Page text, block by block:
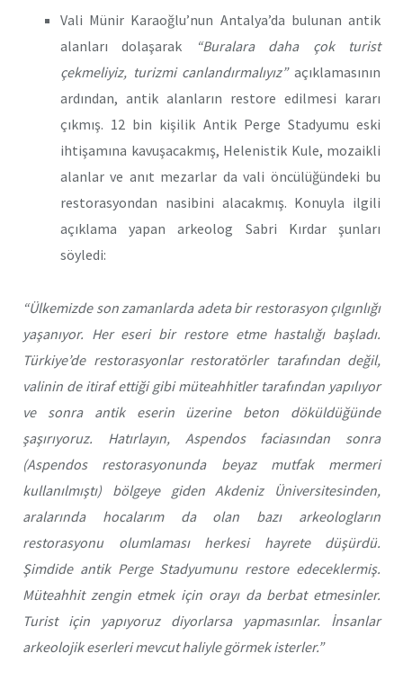
Vali Münir Karaoğlu’nun Antalya’da bulunan antik
alanları dolaşarak
“Buralara daha çok turist
çekmeliyiz, turizmi canlandırmalıyız”açıklamasının
ardından, antik alanların restore edilmesi kararı
çıkmış. 12 bin kişilik Antik Perge Stadyumu eski
ihtişamına kavuşacakmış, Helenistik Kule, mozaikli
alanlar ve anıt mezarlar da vali öncülüğündeki bu
restorasyondan nasibini alacakmış. Konuyla ilgili
açıklama yapan arkeolog Sabri Kırdar şunları
söyledi:
“Ülkemizde son zamanlarda adeta bir restorasyon çılgınlığı
yaşanıyor. Her eseri bir restore etme hastalığı başladı.
Türkiye’de restorasyonlar restoratörler tarafından değil,
valinin de itiraf ettiği gibi müteahhitler tarafından yapılıyor
ve sonra antik eserin üzerine beton döküldüğünde
şaşırıyoruz. Hatırlayın, Aspendos faciasından sonra
(Aspendos restorasyonunda beyaz mutfak mermeri
kullanılmıştı) bölgeye giden Akdeniz Üniversitesinden,
aralarında hocalarım da olan bazı arkeologların
restorasyonu olumlaması herkesi hayrete düşürdü.
Şimdide antik Perge Stadyumunu restore edeceklermiş.
Müteahhit zengin etmek için orayı da berbat etmesinler.
Turist için yapıyoruz diyorlarsa yapmasınlar. İnsanlar
arkeolojik eserleri mevcut haliyle görmek isterler.”